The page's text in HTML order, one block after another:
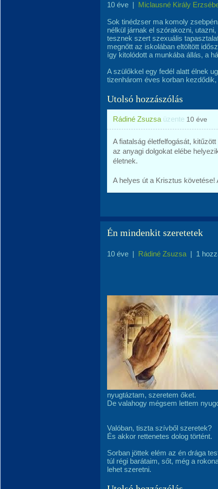
10 éve | Miclausné Király
Sok tinédzser ma komoly
nélkül járnak el szórakozni,
tesznek szert szexuális
megnőtt az iskolában eltöltött
így kitolódott a munkába állás, a
A szülőkkel egy fedél alatt élnek
tizenhárom éves korban
Utolsó hozzászólás
Rádiné Zsuzsa üzente 10 éve
A fiatalság életfelfogását,
az anyagi dolgokat elébe
életnek.
A helyes út a Krisztus követése!
Én mindenkit szeretetek
10 éve | Rádiné Zsuzsa | 1
nyugtáztam, szeretem őket.
De valahogy mégsem lettem
Valóban, tiszta szívből szeretek?
És akkor rettenetes dolog történt.
Sorban jöttek elém az én drága
túl régi barátaim, sőt, még a
lehet szeretni.